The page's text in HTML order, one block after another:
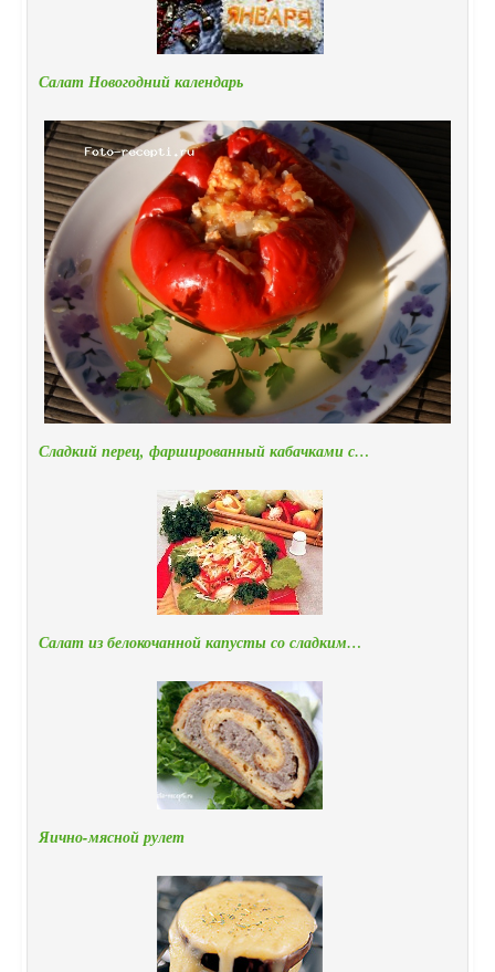
Салат Новогодний календарь
Сладкий перец, фаршированный кабачками с…
Салат из белокочанной капусты со сладким…
Яично-мясной рулет